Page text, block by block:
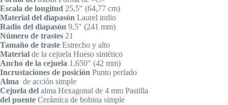
Escala de longitud 25,5″ (64,77 cm)
Material del diapasón Laurel indio
Radio del diapasón 9,5″ (241 mm)
Número de trastes 21
Tamaño de traste Estrecho y alto
Material de la cejuela Hueso sintético
Ancho de la cejuela 1,650″ (42 mm)
Incrustaciones de posición Punto perlado
Alma de acción simple
Cejuela del alma Hexagonal de 4 mm Pastilla
del puente Cerámica de bobina simple